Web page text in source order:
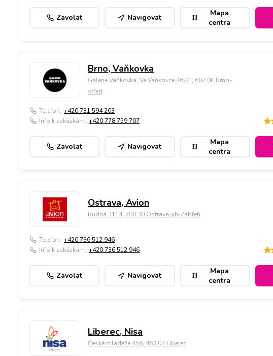
Zavolat Navigovat
Mapa
centra
Brno, Vaňkovka
Galerie Vaňkovka, Ve Vaňkovce 462/1, 602 00 Brno-
střed
Telefon: +420 731 594 203
Info k zakázkám: +420 778 759 707
Zavolat Navigovat
Mapa
centra
Ostrava, Avion
Rudná 3114, 700 30 Ostrava-jih-Zábřeh
Telefon: +420 736 512 946
Info k zakázkám: +420 736 512 946
Zavolat Navigovat
Mapa
centra
Liberec, Nisa
České mládeže 456, 463 03 Liberec